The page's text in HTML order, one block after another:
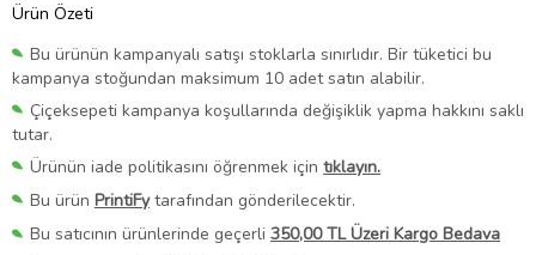
Ürün Özeti
Bu ürünün kampanyalı satışı stoklarla sınırlıdır. Bir tüketici bu
kampanya stoğundan maksimum 10 adet satın alabilir.
Çiçeksepeti kampanya koşullarında değişiklik yapma hakkını saklı
tutar.
Ürünün iade politikasını öğrenmek için tıklayın.
Bu ürün PrintiFytarafından gönderilecektir.
Bu satıcının ürünlerinde geçerli 350,00 TL Üzeri Kargo Bedava